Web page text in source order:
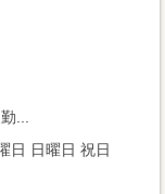
...
日 日曜日 祝日